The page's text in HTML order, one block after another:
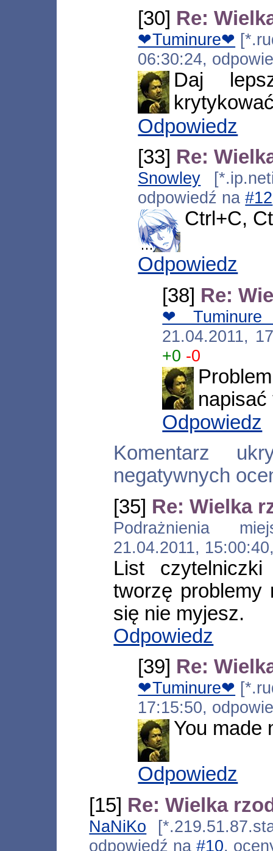
[30] Re:
❤Tuminure❤
06:30:24,
Daj
Odpowiedz
[33] Re:
Snowley
odpowiedź na#12
Ctrl+C,
Odpowiedz
[38] Re:
21.04.2011,
+0 -0
Odpowiedz
Komentarz
negatywnych
[35] Re: Wielka
Podrażnienia
21.04.2011,
List
tworzę problemy
się nie myjesz.
Odpowiedz
[39] Re:
❤Tuminure❤
17:15:50,
You made
Odpowiedz
[15] Re: Wielka
NaNiKo
odpowiedź na#10,